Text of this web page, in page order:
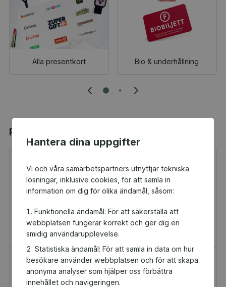
Hantera dina uppgifter
Vi och våra samarbetspartners utnyttjar tekniska
lösningar, inklusive cookies, för att samla in
information om dig för olika ändamål, såsom:
Funktionella ändamål: För att säkerställa att
webbplatsen fungerar korrekt och ger dig en
smidig användarupplevelse.
Statistiska ändamål: För att samla in data om hur
besökare använder webbplatsen och för att skapa
anonyma analyser som hjälper oss förbättra
innehållet och navigeringen.
Alla presentkort Bio & underhållning
Populära produkter
H&M Presentkort
Presentkort
Golfamore
Presentkort